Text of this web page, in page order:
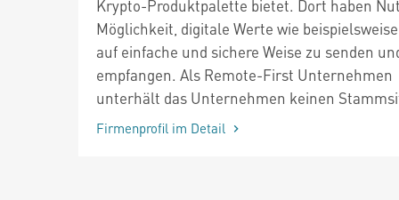
Krypto-Produktpalette bietet. Dort haben
Möglichkeit, digitale Werte wie
auf einfache und sichere Weise zu senden
empfangen. Als Remote-First Unternehmen
unterhält das Unternehmen keinen
Firmenprofil im Detail